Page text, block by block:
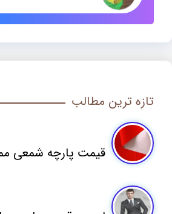
تازه ترین مطالب
قیمت پارچه شمعی